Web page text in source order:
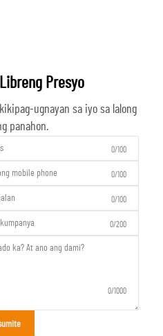
Presyo
ugnayan sa iyo sa lalong
panahon.
0/100
0/100
0/100
0/200
0/1000